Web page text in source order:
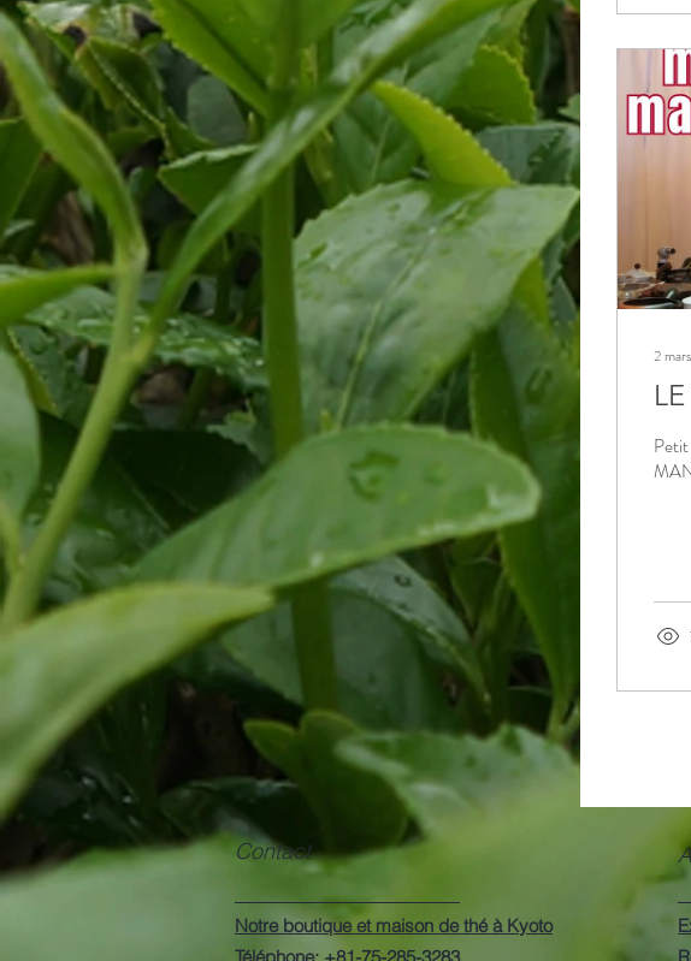
2
Petit
Contact
Notre boutique et maison de thé à Kyoto